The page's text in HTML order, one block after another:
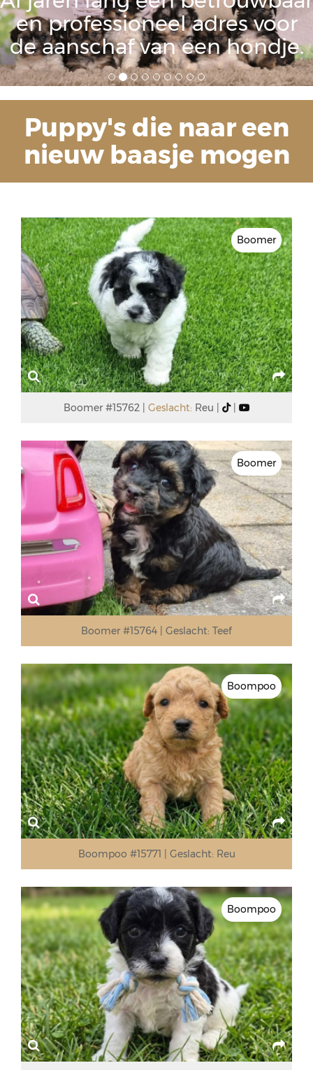
en professioneel adres voor
de aanschaf van een hondje.
Puppy's die naar een
nieuw baasje mogen
Boomer
Boomer #15762 Geslacht: Reu
Boomer
Boomer #15764 Geslacht: Teef
Boompoo
Boompoo #15771 Geslacht: Reu
Boompoo